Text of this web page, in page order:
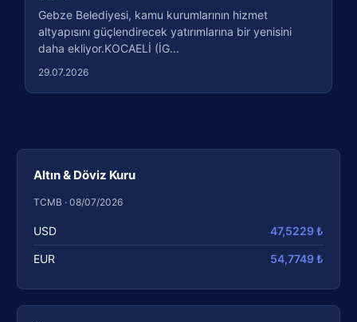
Altın & Döviz Kuru
TCMB · 08/07/2026
USD 47,5229 ₺
EUR 54,7749 ₺
Gebze Belediyesi, kamu kurumlarının hizmet
altyapısını güçlendirecek yatırımlarına bir yenisini
daha ekliyor.KOCAELİ (İG...
29.07.2026